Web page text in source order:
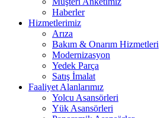
Haberler
Hizmetlerimiz
Arıza
Bakım & Onarım Hizmetleri
Modernizasyon
Yedek Parça
Satış İmalat
Faaliyet Alanlarımız
Yolcu Asansörleri
Yük Asansörleri